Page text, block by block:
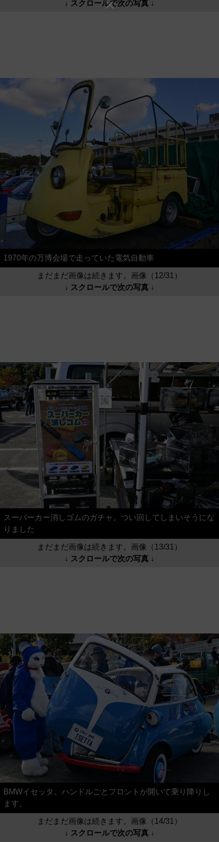
↓ スクロールで次の写真 ↓
1970年の万博会場で走っていた電気自動車
まだまだ画像は続きます。画像（12/31）
↓ スクロールで次の写真 ↓
スーパーカー消しゴムのガチャ。つい回してしまいそうにな
りました
まだまだ画像は続きます。画像（13/31）
↓ スクロールで次の写真 ↓
BMWイセッタ。ハンドルごとフロントが開いて乗り降りし
ます。
まだまだ画像は続きます。画像（14/31）
↓ スクロールで次の写真 ↓